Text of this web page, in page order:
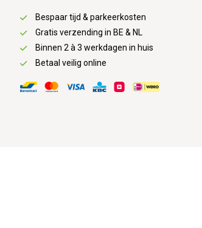
Bespaar tijd & parkeerkosten
Gratis verzending in BE & NL
Binnen 2 à 3 werkdagen in huis
Betaal veilig online